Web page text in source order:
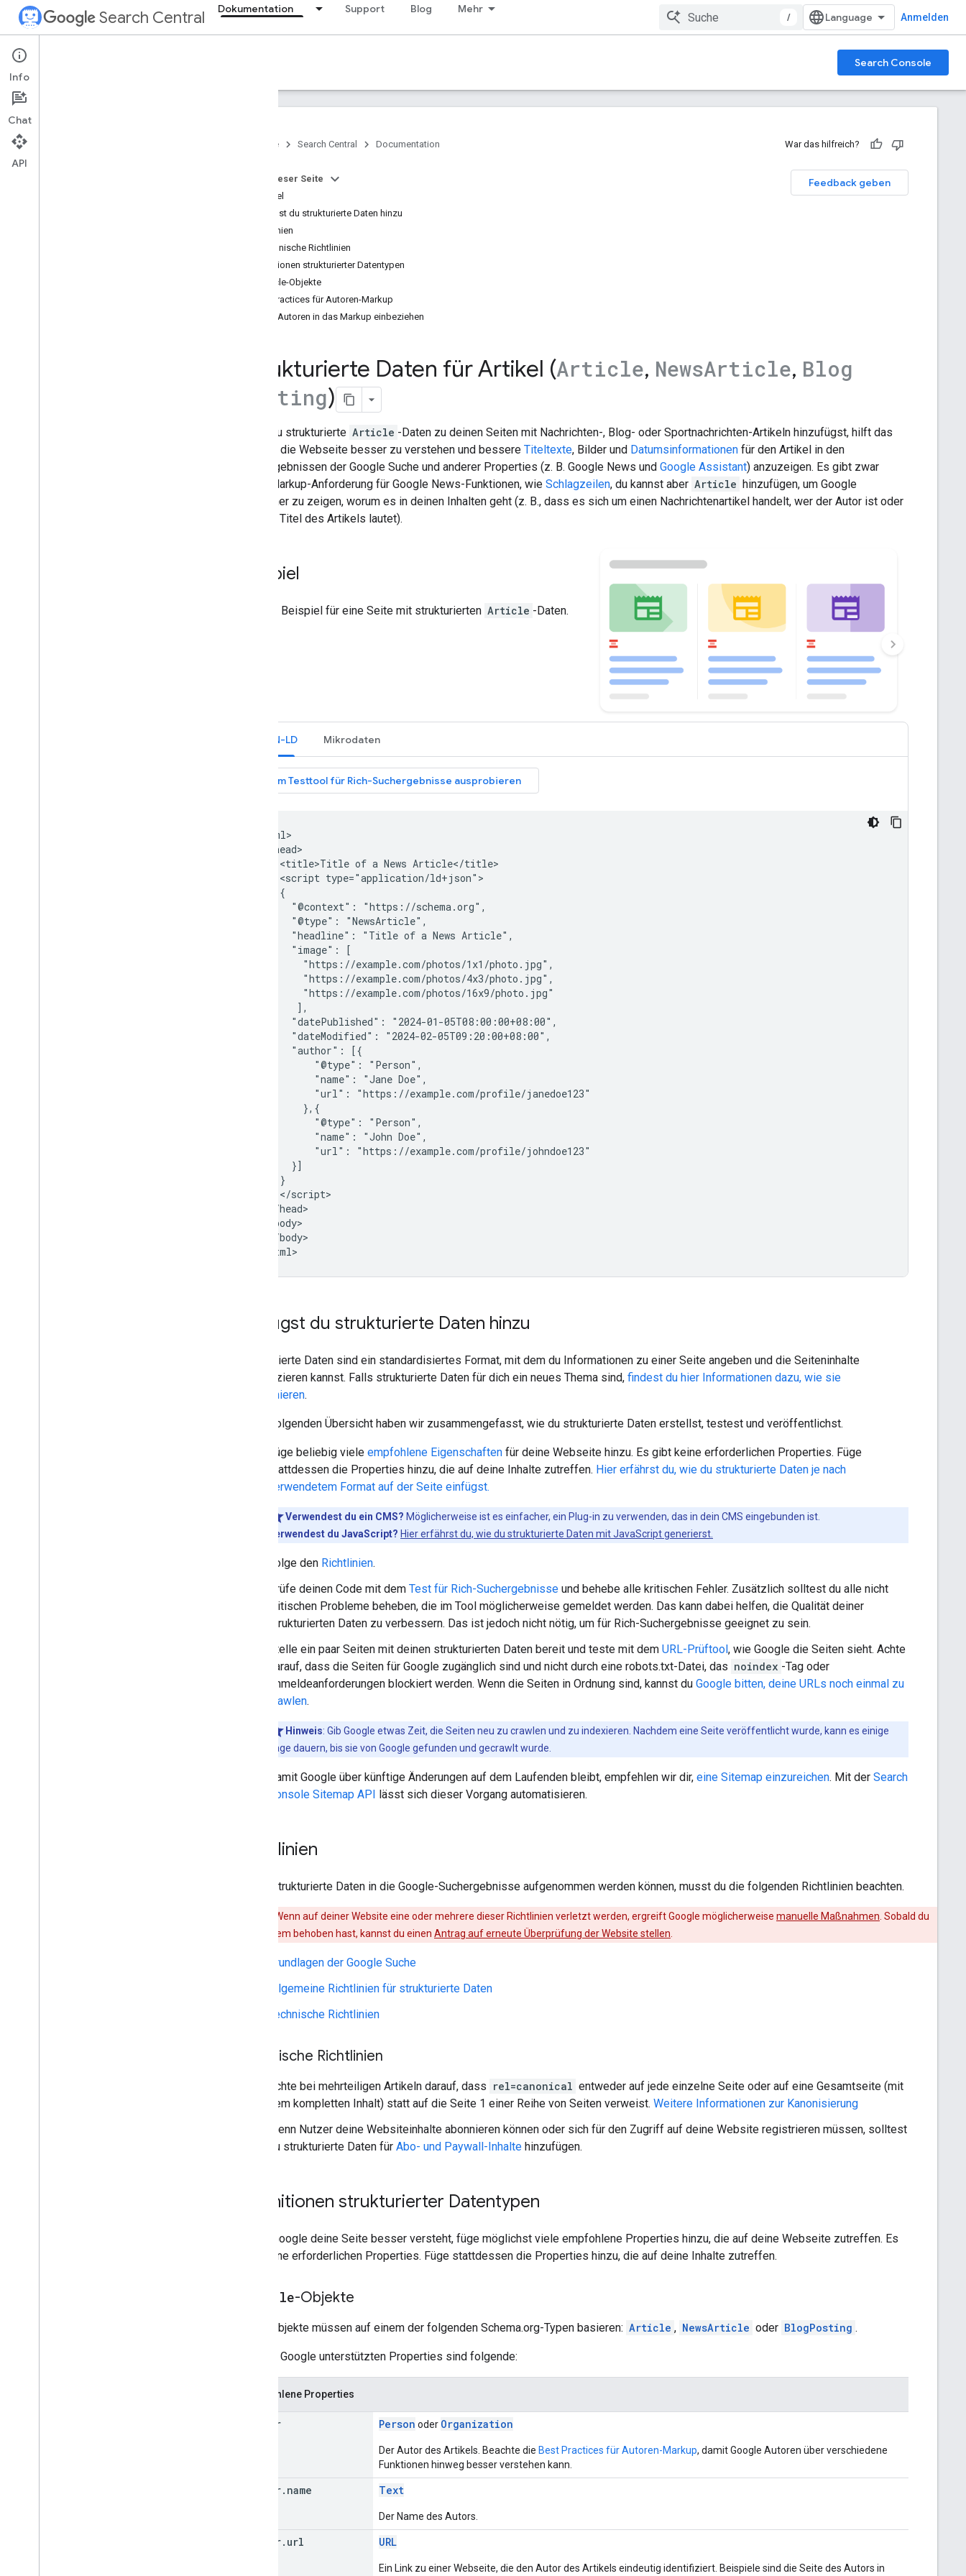
Search Central Dokumentation Support Blog Mehr
/ Anmelden
Documentation Search Console
SEO-Grundlagen
Startseite Search Central Documentation War das hilfreich?
Feedback geben
Auf dieser Seite
Beispiel
So fügst du strukturierte Daten hinzu
Richtlinien
Technische Richtlinien
Definitionen strukturierter Datentypen
Article-Objekte
Best Practices für Autoren-Markup
Alle Autoren in das Markup einbeziehen
Strukturierte Daten für Artikel (Article, NewsArticle, Blog
Posting)
Wenn du strukturierte Article -Daten zu deinen Seiten mit Nachrichten-, Blog- oder Sportnachrichten-Artikeln hinzufügst, hilft das
Google, die Webseite besser zu verstehen und bessere Titeltexte, Bilder und Datumsinformationen für den Artikel in den
Suchergebnissen der Google Suche und anderer Properties (z. B. Google News und Google Assistant) anzuzeigen. Es gibt zwar
keine Markup-Anforderung für Google News-Funktionen, wie Schlagzeilen, du kannst aber Article hinzufügen, um Google
deutlicher zu zeigen, worum es in deinen Inhalten geht (z. B., dass es sich um einen Nachrichtenartikel handelt, wer der Autor ist oder
wie der Titel des Artikels lautet).
Beispiel
Hier ein Beispiel für eine Seite mit strukturierten Article -Daten.
JSON-LD Mikrodaten
<html>
  <head>
    <title>Title of a News Article</title>
    <script type="application/ld+json">
    {
      "@context": "https://schema.org",
      "@type": "NewsArticle",
      "headline": "Title of a News Article",
      "image": [
        "https://example.com/photos/1x1/photo.jpg",
        "https://example.com/photos/4x3/photo.jpg",
        "https://example.com/photos/16x9/photo.jpg"
       ],
      "datePublished": "2024-01-05T08:00:00+08:00",
      "dateModified": "2024-02-05T09:20:00+08:00",
      "author": [{
          "@type": "Person",
          "name": "Jane Doe",
          "url": "https://example.com/profile/janedoe123"
        },{
          "@type": "Person",
          "name": "John Doe",
          "url": "https://example.com/profile/johndoe123"
      }]
    }
    </script>
  </head>
  <body>
  </body>
</html>
So fügst du strukturierte Daten hinzu
Strukturierte Daten sind ein standardisiertes Format, mit dem du Informationen zu einer Seite angeben und die Seiteninhalte
klassifizieren kannst. Falls strukturierte Daten für dich ein neues Thema sind, findest du hier Informationen dazu, wie sie
funktionieren.
In der folgenden Übersicht haben wir zusammengefasst, wie du strukturierte Daten erstellst, testest und veröffentlichst.
Füge beliebig viele empfohlene Eigenschaften für deine Webseite hinzu. Es gibt keine erforderlichen Properties. Füge
stattdessen die Properties hinzu, die auf deine Inhalte zutreffen. Hier erfährst du, wie du strukturierte Daten je nach
verwendetem Format auf der Seite einfügst.
Verwendest du ein CMS? Möglicherweise ist es einfacher, ein Plug-in zu verwenden, das in dein CMS eingebunden ist.
Verwendest du JavaScript? Hier erfährst du, wie du strukturierte Daten mit JavaScript generierst.
Folge den Richtlinien.
Prüfe deinen Code mit dem Test für Rich-Suchergebnisse und behebe alle kritischen Fehler. Zusätzlich solltest du alle nicht
kritischen Probleme beheben, die im Tool möglicherweise gemeldet werden. Das kann dabei helfen, die Qualität deiner
strukturierten Daten zu verbessern. Das ist jedoch nicht nötig, um für Rich-Suchergebnisse geeignet zu sein.
Stelle ein paar Seiten mit deinen strukturierten Daten bereit und teste mit dem URL-Prüftool , wie Google die Seiten sieht. Achte
darauf, dass die Seiten für Google zugänglich sind und nicht durch eine robots.txt-Datei, das noindex -Tag oder
Anmeldeanforderungen blockiert werden. Wenn die Seiten in Ordnung sind, kannst du Google bitten, deine URLs noch einmal zu
crawlen.
Hinweis: Gib Google etwas Zeit, die Seiten neu zu crawlen und zu indexieren. Nachdem eine Seite veröffentlicht wurde, kann es einige
Tage dauern, bis sie von Google gefunden und gecrawlt wurde.
Damit Google über künftige Änderungen auf dem Laufenden bleibt, empfehlen wir dir, eine Sitemap einzureichen. Mit der Search
Console Sitemap API
lässt sich dieser Vorgang automatisieren.
Richtlinien
Damit strukturierte Daten in die Google-Suchergebnisse aufgenommen werden können, musst du die folgenden Richtlinien beachten.
: Wenn auf deiner Website eine oder mehrere dieser Richtlinien verletzt werden, ergreift Google möglicherweise manuelle Maßnahmen. Sobald du
aber das Problem behoben hast, kannst du einen Antrag auf erneute Überprüfung der Website stellen.
Grundlagen der Google Suche
Allgemeine Richtlinien für strukturierte Daten
Technische Richtlinien
Technische Richtlinien
Achte bei mehrteiligen Artikeln darauf, dass rel=canonical entweder auf jede einzelne Seite oder auf eine Gesamtseite (mit
dem kompletten Inhalt) statt auf die Seite 1 einer Reihe von Seiten verweist. Weitere Informationen zur Kanonisierung
Wenn Nutzer deine Websiteinhalte abonnieren können oder sich für den Zugriff auf deine Website registrieren müssen, solltest
du strukturierte Daten für Abo- und Paywall-Inhalte hinzufügen.
Definitionen strukturierter Datentypen
Damit Google deine Seite besser versteht, füge möglichst viele empfohlene Properties hinzu, die auf deine Webseite zutreffen. Es
gibt keine erforderlichen Properties. Füge stattdessen die Properties hinzu, die auf deine Inhalte zutreffen.
Article-Objekte
Artikelobjekte müssen auf einem der folgenden Schema.org-Typen basieren: Article , NewsArticle oder BlogPosting .
Die von Google unterstützten Properties sind folgende:
Empfohlene Properties
author Person oder Organization
Der Autor des Artikels. Beachte die Best Practices für Autoren-Markup, damit Google Autoren über verschiedene
Funktionen hinweg besser verstehen kann.
author. name Text
Der Name des Autors.
author. url URL
Ein Link zu einer Webseite, die den Autor des Artikels eindeutig identifiziert. Beispiele sind die Seite des Autors in
Info
Chat
API